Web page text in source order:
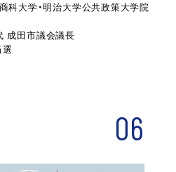
科大学・明治大学公共政策大学院
成田市議会議長
06